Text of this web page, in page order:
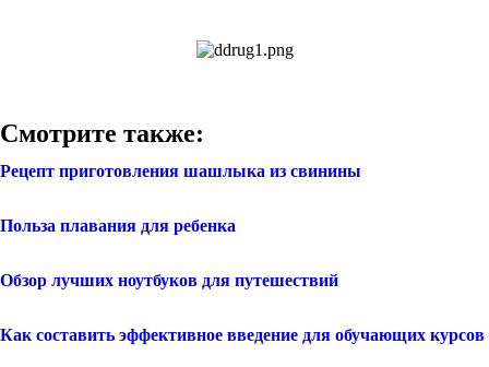
Смотрите также:
Рецепт приготовления шашлыка из свинины
Польза плавания для ребенка
Обзор лучших ноутбуков для путешествий
Как составить эффективное введение для обучающих курсов